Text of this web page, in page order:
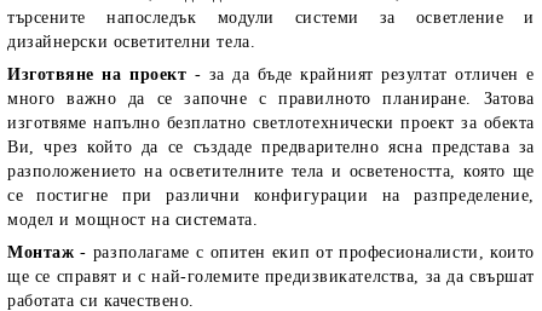
търсените напоследък модули системи за осветление и
дизайнерски осветителни тела.
Изготвяне на проект - за да бъде крайният резултат отличен е
много важно да се започне с правилното планиране. Затова
изготвяме напълно безплатно светлотехнически проект за обекта
Ви, чрез който да се създаде предварително ясна представа за
разположението на осветителните тела и осветеността, която ще
се постигне при различни конфигурации на разпределение,
модел и мощност на системата.
Монтаж - разполагаме с опитен екип от професионалисти, които
ще се справят и с най-големите предизвикателства, за да свършат
работата си качествено.